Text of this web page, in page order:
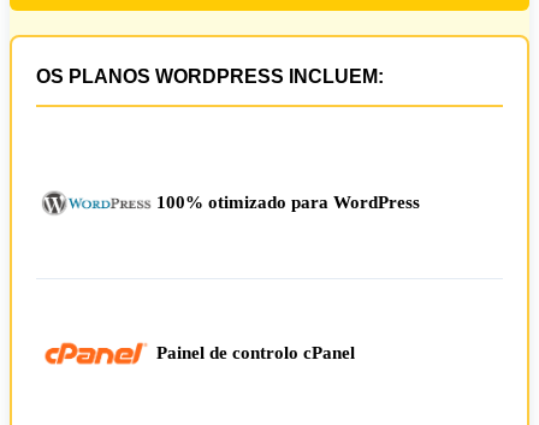
OS PLANOS WORDPRESS INCLUEM:
100% otimizado para WordPress
Painel de controlo cPanel